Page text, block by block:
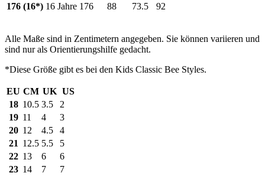
176 (16*) 16 Jahre 176 88 73.5 92
Alle Maße sind in Zentimetern angegeben. Sie können variieren und
sind nur als Orientierungshilfe gedacht.
*Diese Größe gibt es bei den Kids Classic Bee Styles.
EU CM UK US
18 10.5 3.5
2
19 11 4
3
20 12 4.5
4
21 12.5 5.5
5
22 13 6
6
23 14 7 7